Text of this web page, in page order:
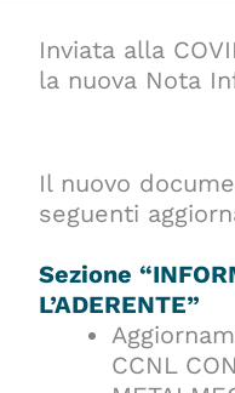
Inviata alla
la nuova Nota
Il nuovo
seguenti
Sezione
L’ADERENTE”
CCNL